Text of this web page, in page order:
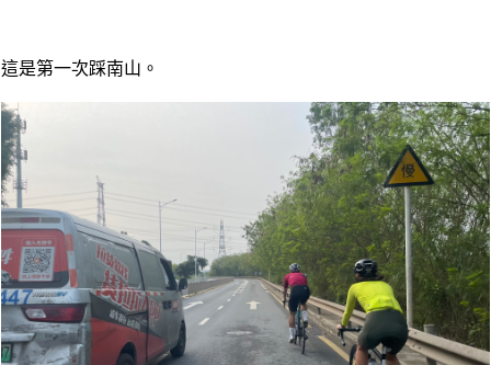
這是第一次踩南山。